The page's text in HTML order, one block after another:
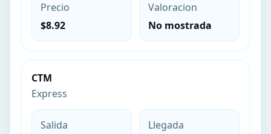
Precio
$8.92
Valoracion
No mostrada
CTM
Express
Salida
Llegada